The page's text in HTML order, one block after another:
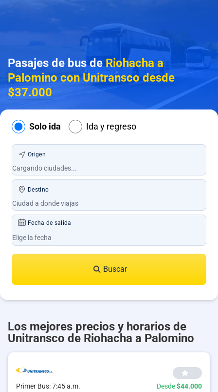
Pasajes de bus deRiohacha a
Palomino con Unitransco desde
$37.000
Solo ida Ida y regreso
Origen
Destino
Fecha de salida
Buscar
Los mejores precios y horarios de
Unitransco de Riohacha a Palomino
Primer Bus: 7:45 a.m.
--
Desde$44.000